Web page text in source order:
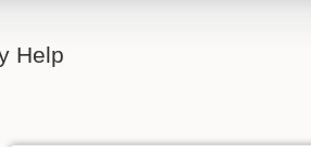
Help